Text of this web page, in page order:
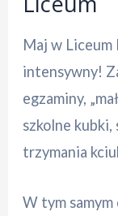
Maj w Liceum
intensywny!
egzaminy,
szkolne kubki,
trzymania
W tym samym